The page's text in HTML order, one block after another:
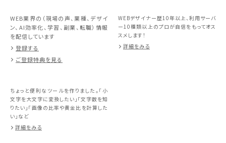
WEB業界の（現場の声、業種、デザイ
ン、AI効率化、学習、副業、転職）情報
を配信しています
登録する
ご登録特典を見る
WEBデザイナー歴10年以上、利用サーバ
ー10種類以上のプロが自信をもってオス
スメします！
詳細をみる
ちょっと便利なツールを作りました。「小
文字を大文字に変換したい」「文字数を知
りたい」「画像の比率や黄金比を計算した
い」など
詳細をみる